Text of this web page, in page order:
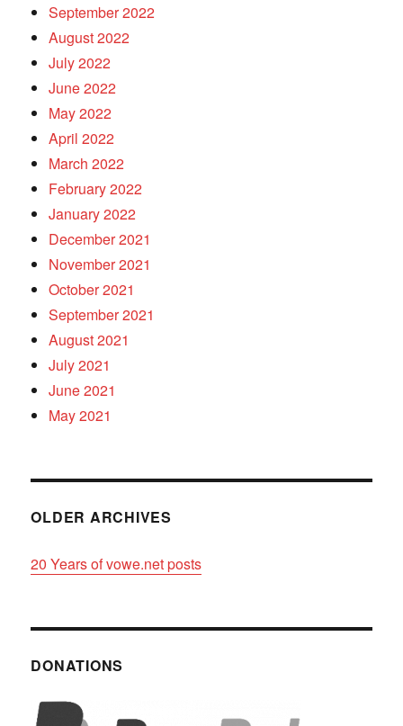
September 2022
August 2022
July 2022
June 2022
May 2022
April 2022
March 2022
February 2022
January 2022
December 2021
November 2021
October 2021
September 2021
August 2021
July 2021
June 2021
May 2021
OLDER ARCHIVES
20 Years of vowe.net posts
DONATIONS